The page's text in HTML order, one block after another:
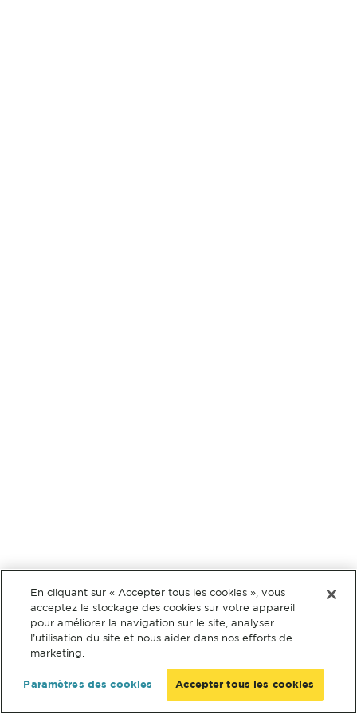
En cliquant sur « Accepter tous les cookies », vous
acceptez le stockage des cookies sur votre appareil
pour améliorer la navigation sur le site, analyser
l’utilisation du site et nous aider dans nos efforts de
marketing.
Paramètres des cookies Accepter tous les cookies